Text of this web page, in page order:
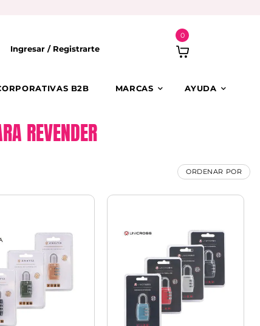
Ingresar / Registrarte
0
B2B MARCAS AYUDA
REVENDER
ORDENAR POR